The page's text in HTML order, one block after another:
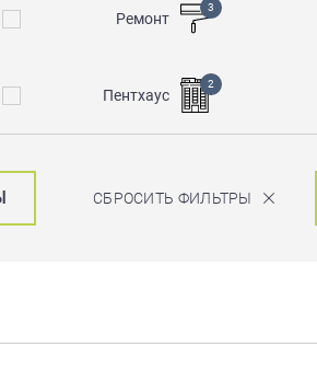
Ремонт
3
Пентхаус
2
СБРОСИТЬ ФИЛЬТРЫ